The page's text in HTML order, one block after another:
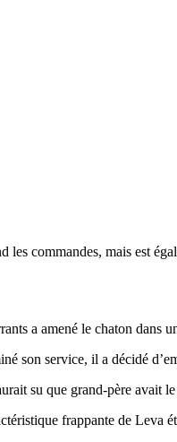
commandes, mais est
a amené le chaton dans
son service, il a décidé
su que grand-père avait
frappante de